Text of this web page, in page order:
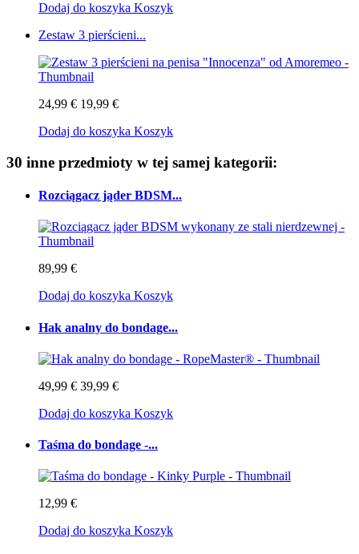
Dodaj do koszyka Koszyk
Zestaw 3 pierścieni...
24,99 € 19,99 €
Dodaj do koszyka Koszyk
30 inne przedmioty w tej samej kategorii:
Rozciągacz jąder BDSM...
89,99 €
Dodaj do koszyka Koszyk
Hak analny do bondage...
49,99 € 39,99 €
Dodaj do koszyka Koszyk
Taśma do bondage -...
12,99 €
Dodaj do koszyka Koszyk